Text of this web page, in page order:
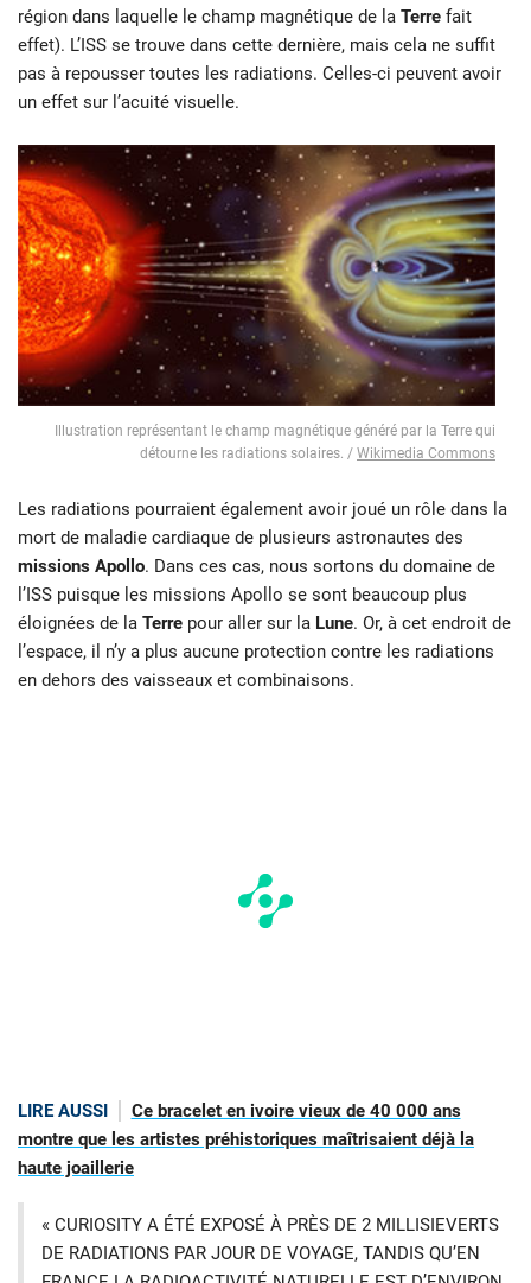
région dans laquelle le champ magnétique de la Terre fait
effet). L’ISS se trouve dans cette dernière, mais cela ne suffit
pas à repousser toutes les radiations. Celles-ci peuvent avoir
un effet sur l’acuité visuelle.
Illustration représentant le champ magnétique généré par la Terre qui
détourne les radiations solaires. / Wikimedia Commons
Les radiations pourraient également avoir joué un rôle dans la
mort de maladie cardiaque de plusieurs astronautes des
missions Apollo. Dans ces cas, nous sortons du domaine de
l’ISS puisque les missions Apollo se sont beaucoup plus
éloignées de la Terre pour aller sur la Lune. Or, à cet endroit de
l’espace, il n’y a plus aucune protection contre les radiations
en dehors des vaisseaux et combinaisons.
LIRE AUSSI
Ce bracelet en ivoire vieux de 40 000 ans
montre que les artistes préhistoriques maîtrisaient déjà la
haute joaillerie
« CURIOSITY A ÉTÉ EXPOSÉ À PRÈS DE 2 MILLISIEVERTS
DE RADIATIONS PAR JOUR DE VOYAGE, TANDIS QU’EN